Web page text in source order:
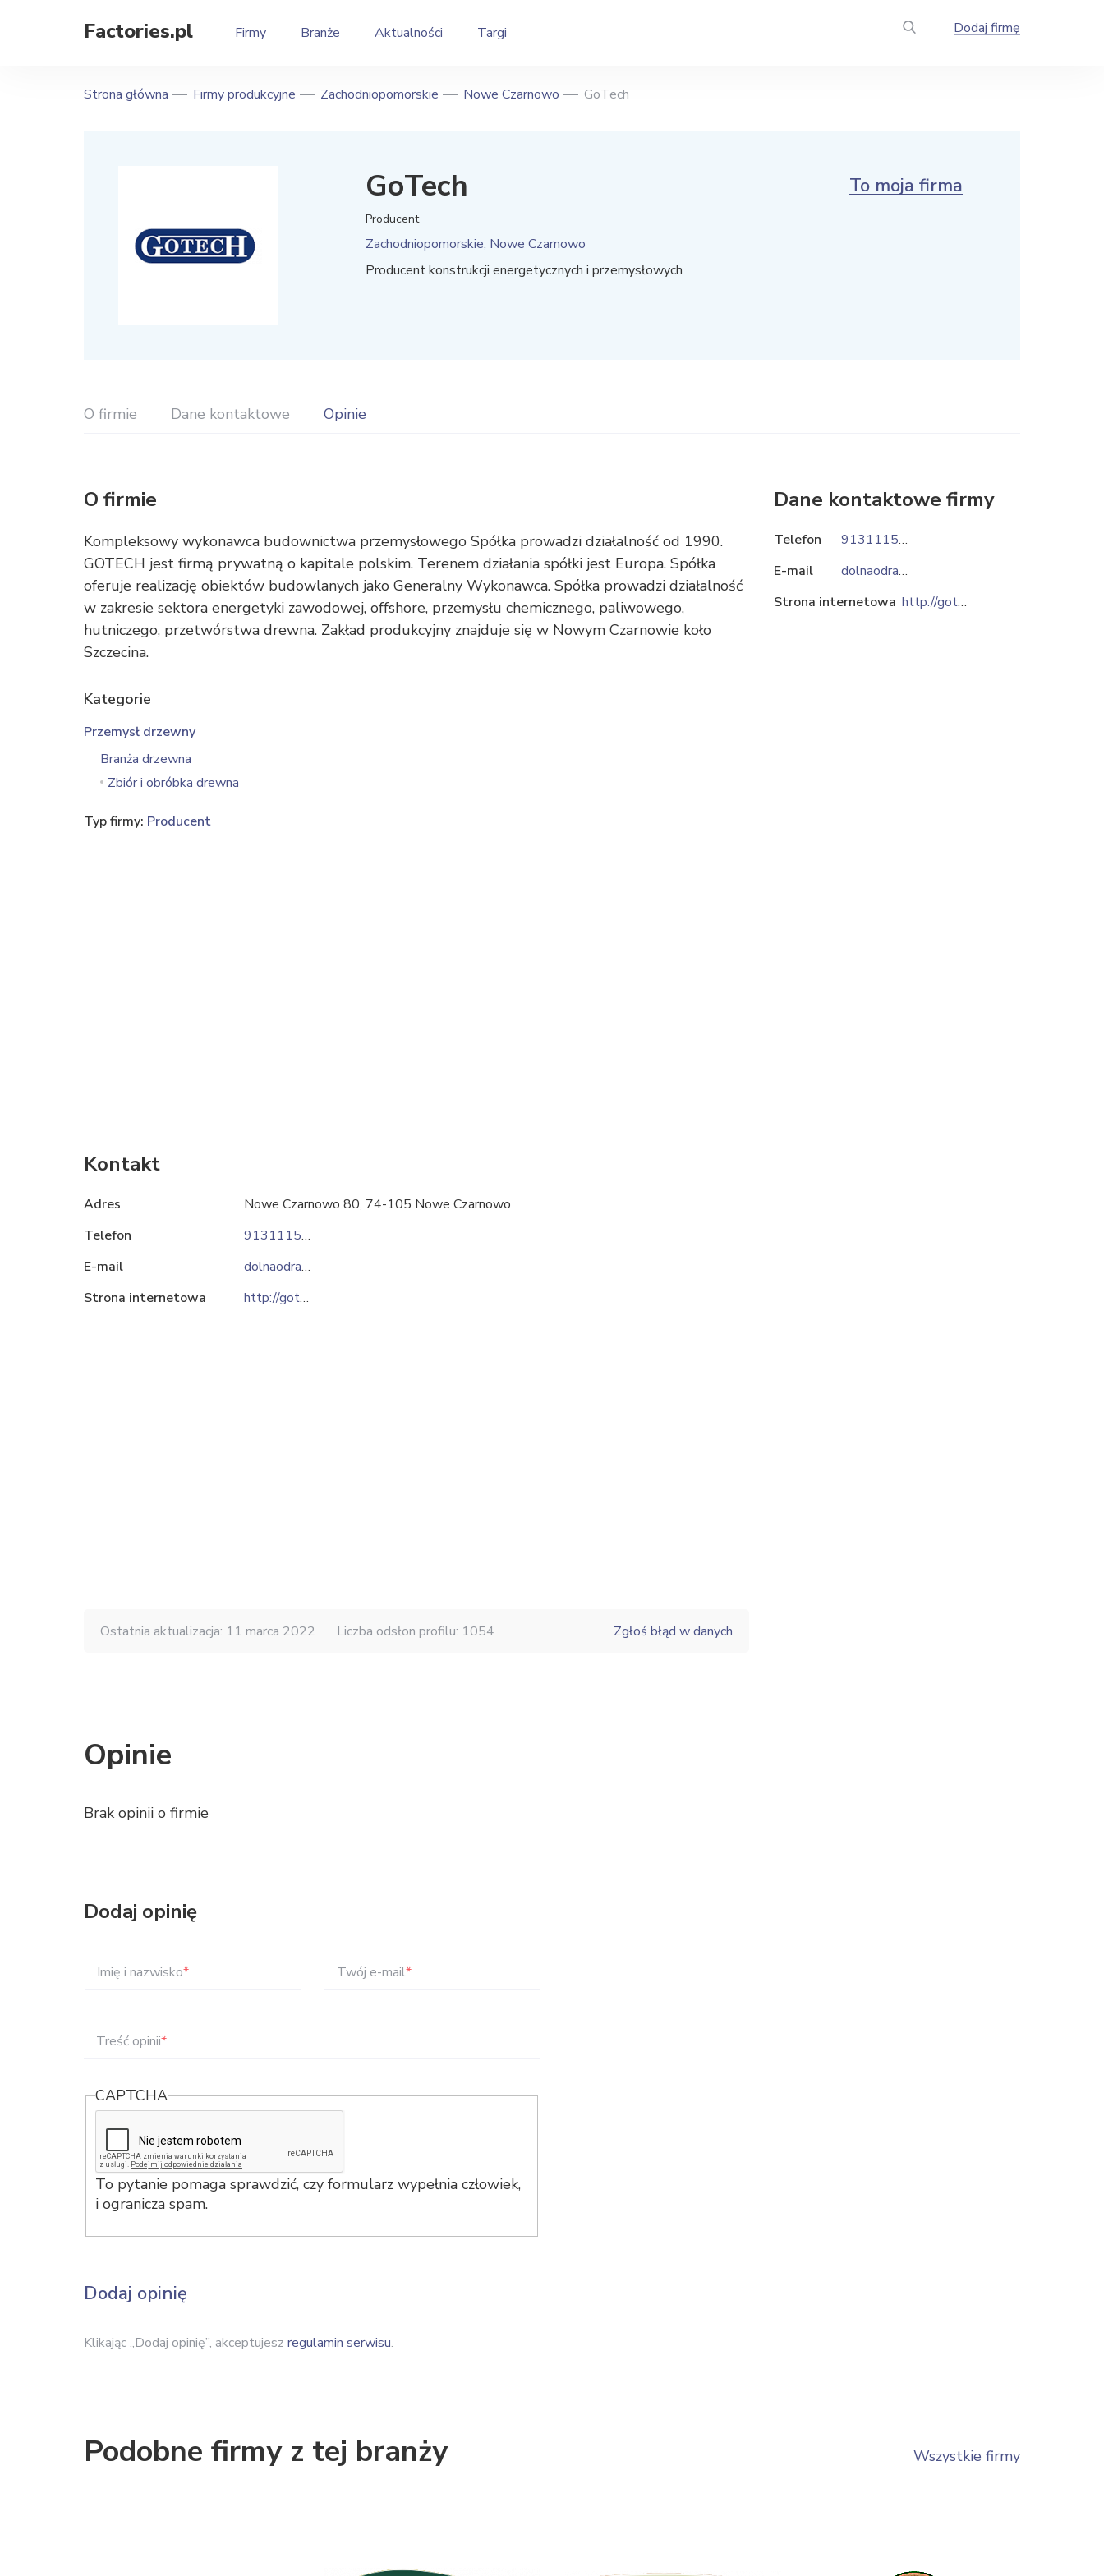
Factories.pl Firmy Branże Aktualności Targi Dodaj firmę
Strona główna Firmy produkcyjne Zachodniopomorskie Nowe Czarnowo GoTech
GoTech
Producent
Zachodniopomorskie, Nowe Czarnowo
Producent konstrukcji energetycznych i przemysłowych
To moja firma
O firmie Dane kontaktowe Opinie
O firmie
Kompleksowy wykonawca budownictwa przemysłowego Spółka prowadzi działalność od 1990.
GOTECH jest firmą prywatną o kapitale polskim. Terenem działania spółki jest Europa. Spółka
oferuje realizację obiektów budowlanych jako Generalny Wykonawca. Spółka prowadzi działalność
w zakresie sektora energetyki zawodowej, offshore, przemysłu chemicznego, paliwowego,
hutniczego, przetwórstwa drewna. Zakład produkcyjny znajduje się w Nowym Czarnowie koło
Szczecina.
Kategorie
Przemysł drzewny
Branża drzewna
Zbiór i obróbka drewna
Typ firmy: Producent
Kontakt
Adres
Nowe Czarnowo 80, 74-105 Nowe Czarnowo
Telefon
913111530
E-mail
dolnaodra@gotech.pl
Strona internetowa
http://gotech.pl
Ostatnia aktualizacja: 11 marca 2022 Liczba odsłon profilu: 1054 Zgłoś błąd w danych
Opinie
Brak opinii o firmie
Dodaj opinię
Imię i nazwisko* Twój e-mail*
Treść opinii*
CAPTCHA
To pytanie pomaga sprawdzić, czy formularz wypełnia człowiek,
i ogranicza spam.
Dodaj opinię
Klikając „Dodaj opinię”, akceptujesz regulamin serwisu.
Dane kontaktowe firmy
Telefon
913111530
E-mail
dolnaodra@gotech.pl
Strona internetowa
http://gotech.pl
Podobne firmy z tej branży Wszystkie firmy